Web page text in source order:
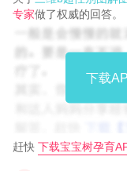
专家做了权威的回答。
下载
赶快 下载宝宝树孕育